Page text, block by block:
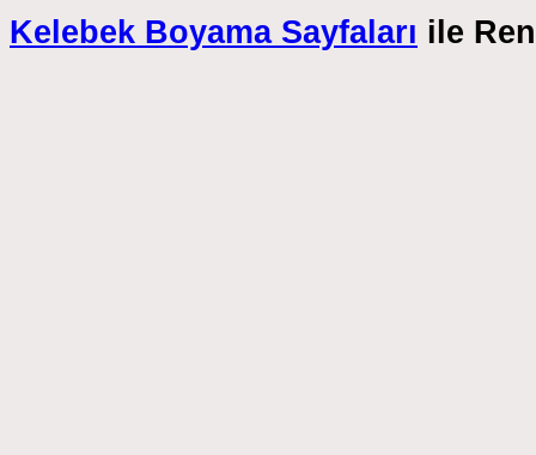
Kelebek Boyama Sayfaları ile